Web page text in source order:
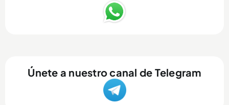
Únete a nuestro canal de Telegram